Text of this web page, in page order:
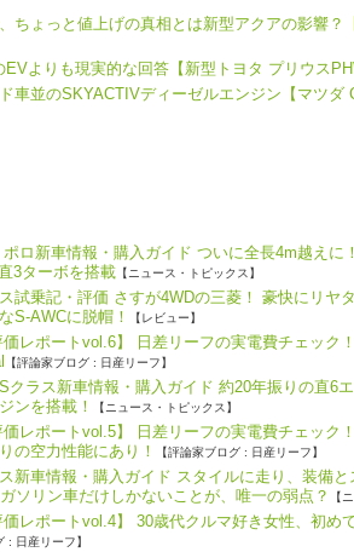
ちょっと値上げの真相とは新型アクアの影響？
よりも現実的な回答【新型トヨタ プリウス
車並のSKYACTIVディーゼルエンジン【マツダ
ロ新車情報・購入ガイド ついに全長4m越えに
3ターボを搭載 【ニュース・トピックス】
試乗記・評価 さすが4WDの三菱！ 豪快にリヤ
S-AWCに脱帽！
【レビュー】
価レポートvol.6】 日差リーフの実電費チェック
【評論家ブログ : 日産リーフ】
クラス新車情報・購入ガイド 約20年振りの直6
ンを搭載！
【ニュース・トピックス】
価レポートvol.5】 日差リーフの実電費チェック
の空力性能にあり！
【評論家ブログ : 日産リーフ】
新車情報・購入ガイド スタイルに走り、装備
ソリン車だけしかないことが、唯一の弱点？
【
価レポートvol.4】 30歳代クルマ好き女性、初め
: 日産リーフ】